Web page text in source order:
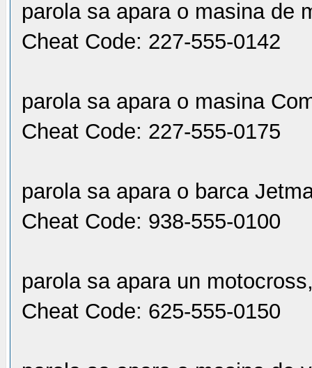
parola sa apara o masina de
Cheat Code: 227-555-0142
parola sa apara o masina
Cheat Code: 227-555-0175
parola sa apara o barca
Cheat Code: 938-555-0100
parola sa apara un
Cheat Code: 625-555-0150